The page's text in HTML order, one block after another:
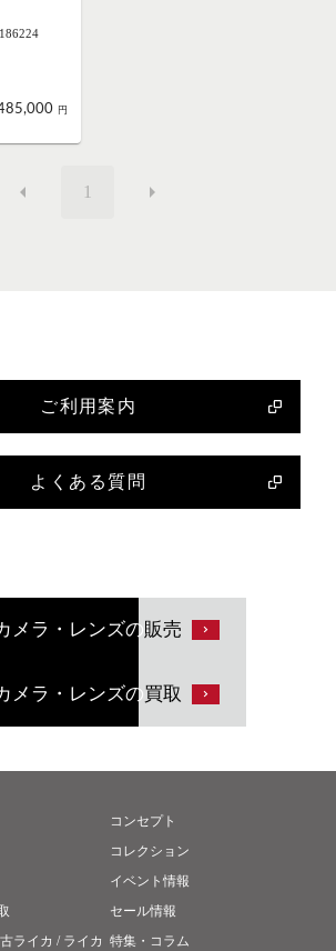
円
1
ご利用案内
よくある質問
メラ・レンズの販売
メラ・レンズの買取
ライカ / ライカ
コンセプト
コレクション
イベント情報
セール情報
特集・コラム